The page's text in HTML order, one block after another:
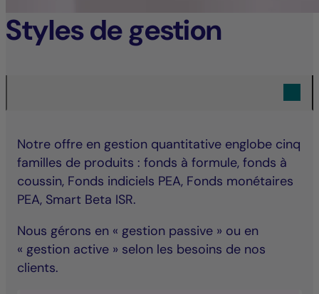
Styles de gestion
Notre offre en gestion quantitative englobe cinq
familles de produits : fonds à formule, fonds à
coussin, Fonds indiciels PEA, Fonds monétaires
PEA, Smart Beta ISR.
Nous gérons en « gestion passive » ou en
« gestion active » selon les besoins de nos
clients.